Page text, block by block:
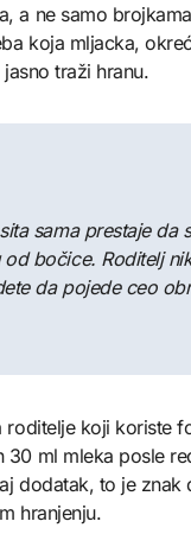
a ne samo
koja mljacka,
traži hranu.
sama prestaje da
bočice. Roditelj
da pojede ceo
roditelje koji koriste
30 ml mleka posle
dodatak, to je znak
hranjenju.